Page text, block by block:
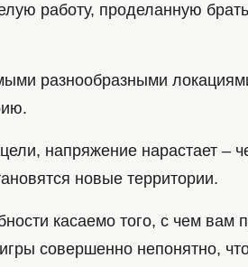
работу, проделанную
разнообразными
напряжение нарастает –
новые территории.
касаемо того, с чем вам
совершенно непонятно,